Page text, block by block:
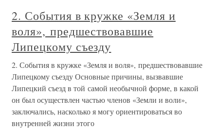
2. События в кружке «Земля и
воля», предшествовавшие
Липецкому съезду
2. События в кружке «Земля и воля», предшествовавшие
Липецкому съезду Основные причины, вызвавшие
Липецкий съезд в той самой необычной форме, в какой
он был осуществлен частью членов «Земли и воли»,
заключались, насколько я могу ориентироваться во
внутренней жизни этого